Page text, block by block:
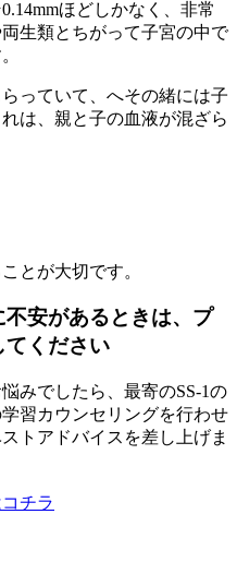
ほどしかなく、非常
生類とちがって子宮の中で
っていて、へその緒には子
は、親と子の血液が混ざら
とが大切です。
安があるときは、プ
てください
みでしたら、最寄のSS-1の
習カウンセリングを行わせ
トアドバイスを差し上げま
チラ